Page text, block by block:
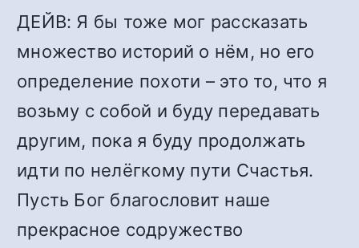
ДЕЙВ: Я бы тоже мог рассказать
множество историй о нём, но его
определение похоти – это то, что я
возьму с собой и буду передавать
другим, пока я буду продолжать
идти по нелёгкому пути Счастья.
Пусть Бог благословит наше
прекрасное содружество